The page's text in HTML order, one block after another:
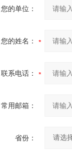
您的单位：
您的姓名：
联系电话：
常用邮箱：
省份：